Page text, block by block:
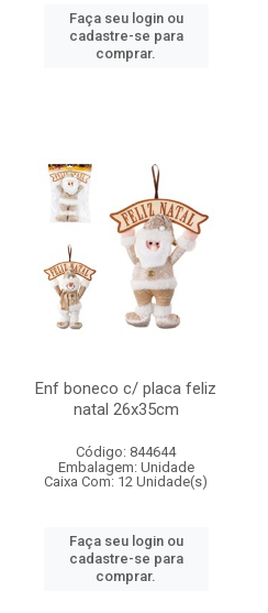
Faça seu login ou
cadastre-se para
comprar.
Enf boneco c/ placa feliz
natal 26x35cm
Código: 844644
Embalagem: Unidade
Caixa Com: 12 Unidade(s)
Faça seu login ou
cadastre-se para
comprar.